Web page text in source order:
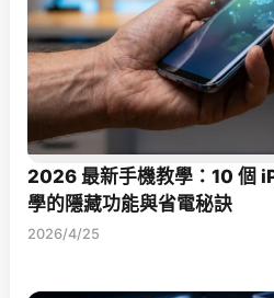
2026 最新手機教學：10 個
學的隱藏功能與省電秘訣
2026/4/25